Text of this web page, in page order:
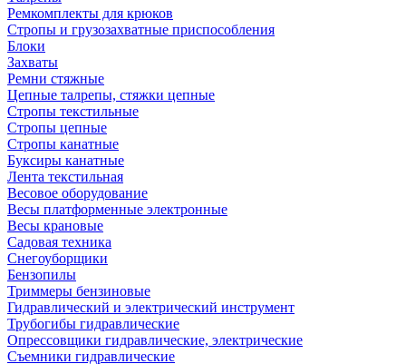
Ремкомплекты для крюков
Стропы и грузозахватные приспособления
Блоки
Захваты
Ремни стяжные
Цепные талрепы, стяжки цепные
Стропы текстильные
Стропы цепные
Стропы канатные
Буксиры канатные
Лента текстильная
Весовое оборудование
Весы платформенные электронные
Весы крановые
Садовая техника
Снегоуборщики
Бензопилы
Триммеры бензиновые
Гидравлический и электрический инструмент
Трубогибы гидравлические
Опрессовщики гидравлические, электрические
Съемники гидравлические